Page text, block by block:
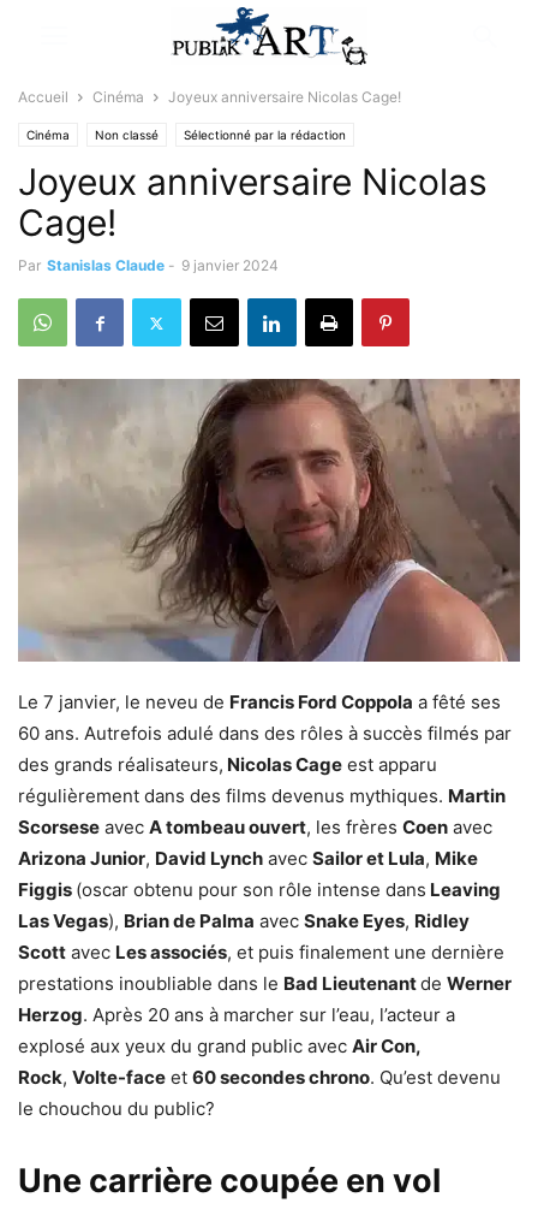
Accueil Cinéma Joyeux anniversaire Nicolas Cage!
Cinéma Non classé Sélectionné par la rédaction
Joyeux anniversaire Nicolas
Cage!
Par Stanislas Claude - 9 janvier 2024
Le 7 janvier, le neveu de Francis Ford Coppola a fêté ses
60 ans. Autrefois adulé dans des rôles à succès filmés par
des grands réalisateurs, Nicolas Cage est apparu
régulièrement dans des films devenus mythiques. Martin
Scorsese avec A tombeau ouvert, les frères Coen avec
Arizona Junior, David Lynch avec Sailor et Lula, Mike
Figgis (oscar obtenu pour son rôle intense dans Leaving
Las Vegas), Brian de Palma avec Snake Eyes, Ridley
Scott avec Les associés, et puis finalement une dernière
prestations inoubliable dans le Bad Lieutenantde Werner
Herzog. Après 20 ans à marcher sur l’eau, l’acteur a
explosé aux yeux du grand public avec Air Con,
Rock, Volte-face et 60 secondes chrono. Qu’est devenu
le chouchou du public?
Une carrière coupée en vol